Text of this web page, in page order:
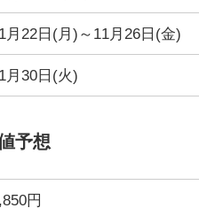
月22日(月)～11月26日(金)
月30日(火)
予想
円